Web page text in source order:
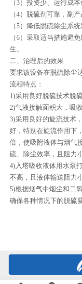
（3）投资少、运行成本
（4）脱硫剂可靠，副产
（5）降低脱硫除尘系
（6）采取适当措施避
生。
二、治理后的效果
要求该设备在脱硫除尘
流程特点：
1)采用良好脱硫技术脱
2)气液接触面积大，吸
3)采用良好的旋流技术
好，特别在旋流作用下
倍，使吸附液体与烟气
硫、除尘效率，且阻力
4)入塔吸收液体用水泵
不高，且液体输送阻力
5)根据烟气中烟尘和二
确保各种情况下的脱硫